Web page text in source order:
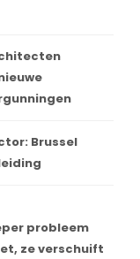
Brussel
probleem
ze verschuift